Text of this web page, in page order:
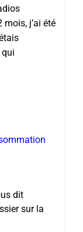
j’ai été
dit
sur la